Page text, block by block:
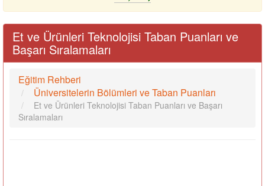
Et ve Ürünleri Teknolojisi Taban Puanları ve
Başarı Sıralamaları
Eğitim Rehberi
Üniversitelerin Bölümleri ve Taban Puanları
Et ve Ürünleri Teknolojisi Taban Puanları ve Başarı
Sıralamaları